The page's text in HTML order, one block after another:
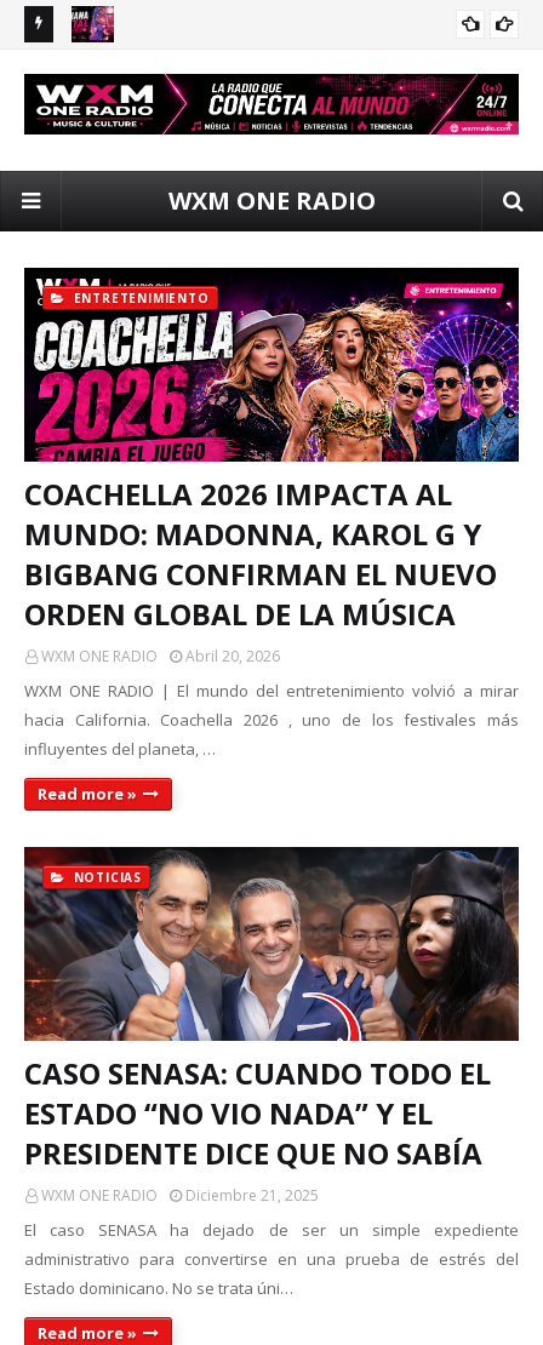
la
dominar el pop mundial en verano 2026
NEW MUSIC
WXM ONE RADIO
ENTRETENIMIENTO
COACHELLA 2026 IMPACTA AL
MUNDO: MADONNA, KAROL G Y
BIGBANG CONFIRMAN EL NUEVO
ORDEN GLOBAL DE LA MÚSICA
WXM ONE RADIO Abril 20, 2026
WXM ONE RADIO | El mundo del entretenimiento volvió a mirar
hacia California. Coachella 2026 , uno de los festivales más
influyentes del planeta, …
Read more »
NOTICIAS
CASO SENASA: CUANDO TODO EL
ESTADO “NO VIO NADA” Y EL
PRESIDENTE DICE QUE NO SABÍA
WXM ONE RADIO Diciembre 21, 2025
El caso SENASA ha dejado de ser un simple expediente
administrativo para convertirse en una prueba de estrés del
Estado dominicano. No se trata úni…
Read more »